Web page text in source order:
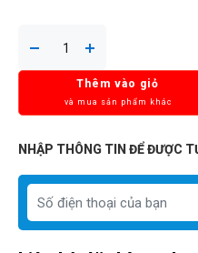
Thêm vào giỏ
và mua sản phẩm khác
NHẬP THÔNG TIN ĐỂ ĐƯỢC